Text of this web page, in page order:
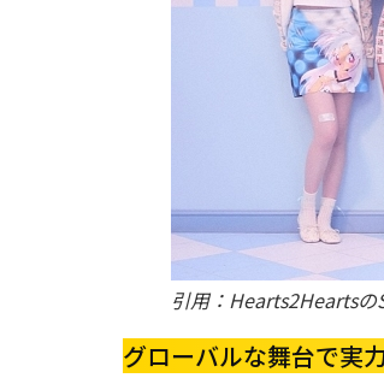
引用：Hearts2Heartsの
グローバルな舞台で実